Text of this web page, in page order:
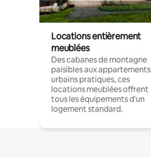
Locations entièrement
meublées
Des cabanes de montagne
paisibles aux appartements
urbains pratiques, ces
locations meublées offrent
tous les équipements d'un
logement standard.